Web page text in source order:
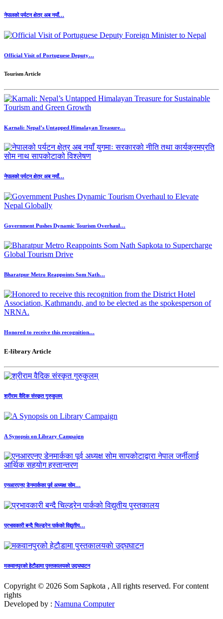
नेपालको पर्यटन क्षेत्र अब नयाँ…
Official Visit of Portuguese Deputy…
Tourism Article
Karnali: Nepal’s Untapped Himalayan Treasure…
नेपालको पर्यटन क्षेत्र अब नयाँ…
Government Pushes Dynamic Tourism Overhaul…
Bharatpur Metro Reappoints Som Nath…
Honored to receive this recognition…
E-library Article
श्रीराम वैदिक संस्कृत गुरुकुलम्
A Synopsis on Library Campaign
एनआरएनए डेनमार्कका पूर्व अध्यक्ष सोम…
प्रभावकारी बन्दै चिल्ड्रेन पार्कको विद्युतीय…
मकवानपुरको हेटौडामा पुस्तकालयकाे उद्घघाटन
Copyright © 2026 Som Sapkota , All rights reserved. For content
rights
Developed by : Namuna Computer